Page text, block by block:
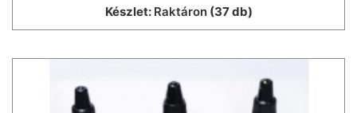
Készlet: Raktáron(37 db)